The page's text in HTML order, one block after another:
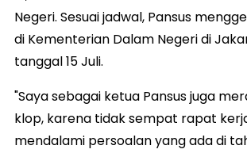
Negeri. Sesuai jadwal, Pansus
di Kementerian Dalam Negeri di
tanggal 15 Juli.
"Saya sebagai ketua Pansus juga
klop, karena tidak sempat rapat
mendalami persoalan yang ada di